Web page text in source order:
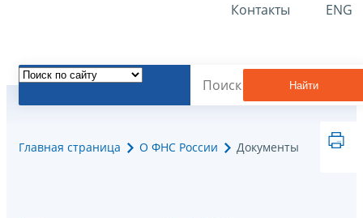
Контакты ENG
Найти
Главная страница О ФНС России Документы